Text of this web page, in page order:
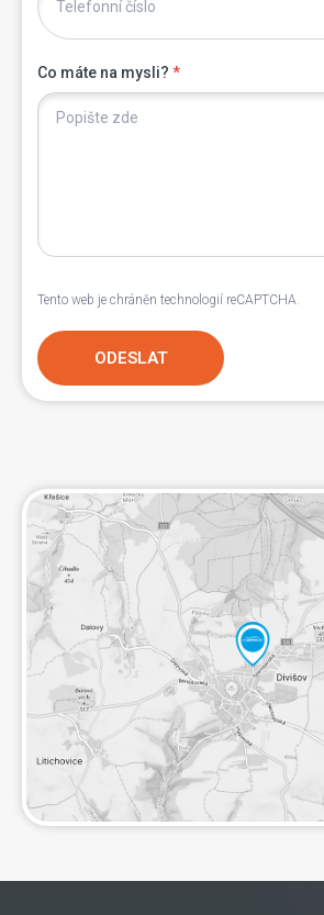
Co máte na mysli? *
Tento web je chráněn technologií reCAPTCHA.
ODESLAT